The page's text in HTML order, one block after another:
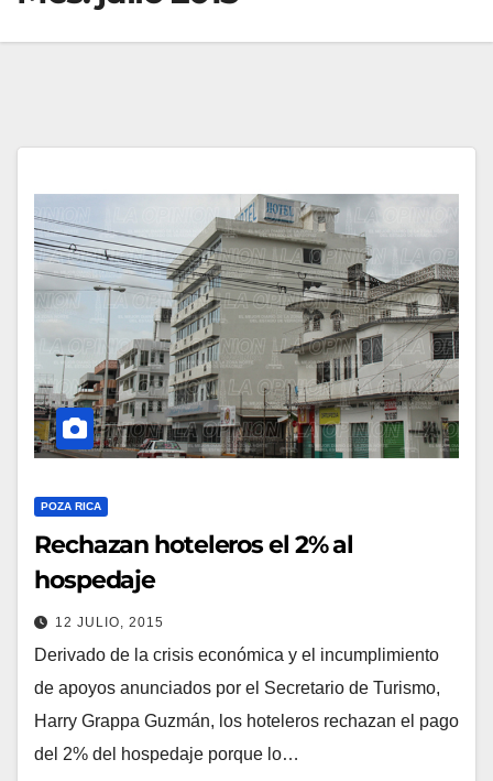
POZA RICA
Rechazan hoteleros el 2% al
hospedaje
12 JULIO, 2015
Derivado de la crisis económica y el incumplimiento
de apoyos anunciados por el Secretario de Turismo,
Harry Grappa Guzmán, los hoteleros rechazan el pago
del 2% del hospedaje porque lo…